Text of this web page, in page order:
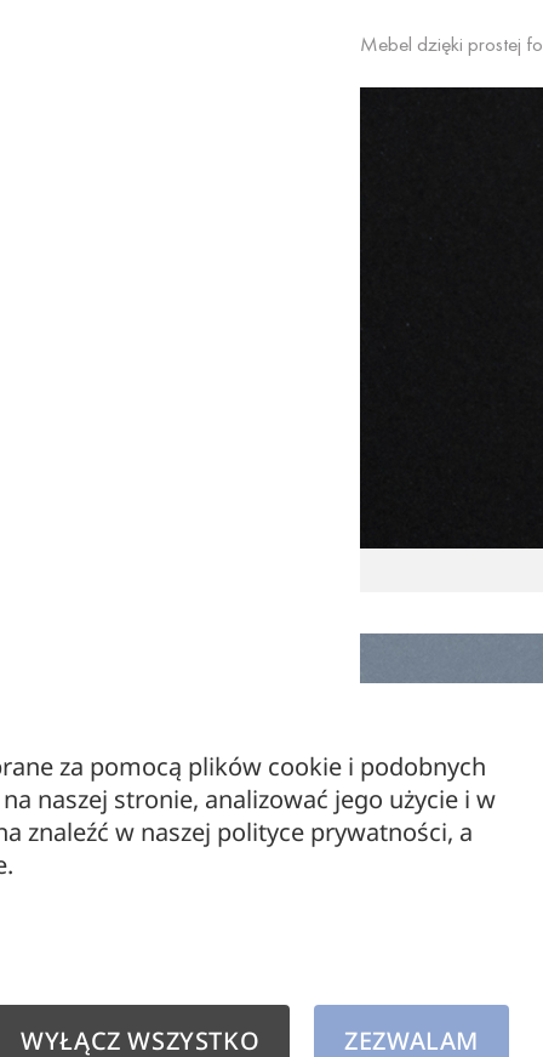
Mebel dzięki prostej
za pomocą plików cookie i podobnych
naszej stronie, analizować jego użycie i w
znaleźć w naszej polityce prywatności, a
WYŁĄCZ WSZYSTKO ZEZWALAM